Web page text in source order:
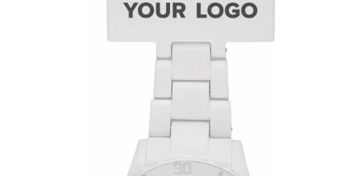
Outdoor en vrije tijd